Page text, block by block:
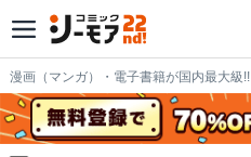
漫画（マンガ）・電子書籍が国内最大級!!